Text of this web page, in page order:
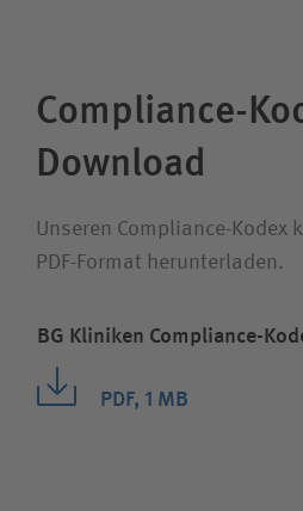
Compliance-
Download
Unseren Compliance-Kodex
PDF-Format herunterladen.
BG Kliniken Compliance-
PDF, 1 MB